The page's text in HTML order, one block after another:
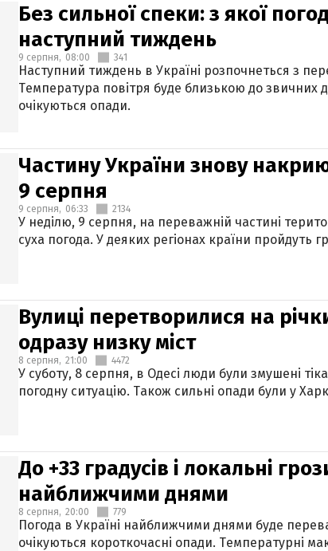
Без сильної спеки: з якої
наступний тиждень
9 серпня, 08:00 341
Наступний тиждень в Україні розпочнеться з
Температура повітря буде близькою до звичних
очікуються опади.
Частину України знову
9 серпня
9 серпня, 06:33 2134
У неділю, 9 серпня, на переважній частині
суха погода. У деяких регіонах країни пройдуть
Вулиці перетворилися на
одразу низку міст
8 серпня, 21:00 4472
У суботу, 8 серпня, в Одесі люди були змушені
погодну ситуацію. Також сильні опади були у
До +33 градусів і локальні
найближчими днями
8 серпня, 20:00 779
Погода в Україні найближчими днями буде
очікуються короткочасні опади. Температурні